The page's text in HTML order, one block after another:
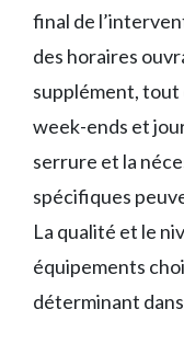
final de
des horaires
supplément, tout
week-ends et
serrure et la
spécifiques
La qualité et le
équipements
déterminant